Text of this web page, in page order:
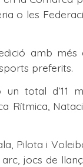
o les
amb més
preferits.
total d’11
Rítmica,
Pilota i
jocs de